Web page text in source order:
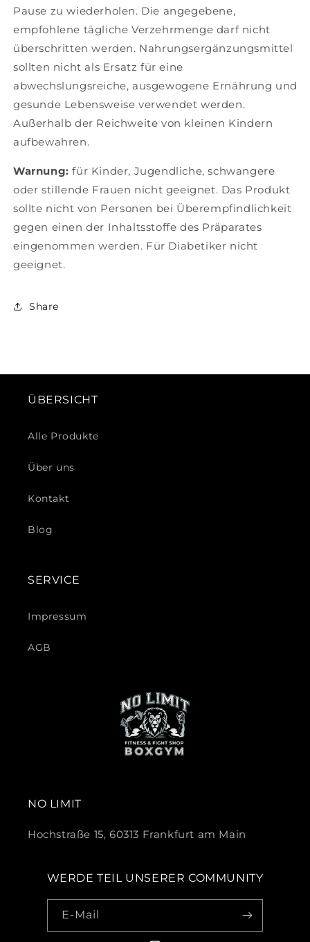
Pause zu wiederholen. Die angegebene,
empfohlene tägliche Verzehrmenge darf nicht
überschritten werden. Nahrungsergänzungsmittel
sollten nicht als Ersatz für eine
abwechslungsreiche, ausgewogene Ernährung und
gesunde Lebensweise verwendet werden.
Außerhalb der Reichweite von kleinen Kindern
aufbewahren.
Warnung: für Kinder, Jugendliche, schwangere
oder stillende Frauen nicht geeignet. Das Produkt
sollte nicht von Personen bei Überempfindlichkeit
gegen einen der Inhaltsstoffe des Präparates
eingenommen werden. Für Diabetiker nicht
geeignet.
Share
ÜBERSICHT
Alle Produkte
Über uns
Kontakt
Blog
SERVICE
Impressum
AGB
NO LIMIT
Hochstraße 15, 60313 Frankfurt am Main
WERDE TEIL UNSERER COMMUNITY
E-Mail